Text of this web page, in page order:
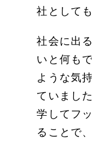
社として
社会に出
いと何も
ような気
ていまし
学してフ
ることで、